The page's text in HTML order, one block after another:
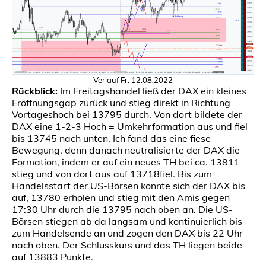
Verlauf Fr. 12.08.2022
Rückblick: Im Freitagshandel ließ der DAX ein kleines
Eröffnungsgap zurück und stieg direkt in Richtung
Vortageshoch bei 13795 durch. Von dort bildete der
DAX eine 1-2-3 Hoch = Umkehrformation aus und fiel
bis 13745 nach unten. Ich fand das eine fiese
Bewegung, denn danach neutralisierte der DAX die
Formation, indem er auf ein neues TH bei ca. 13811
stieg und von dort aus auf 13718fiel. Bis zum
Handelsstart der US-Börsen konnte sich der DAX bis
auf, 13780 erholen und stieg mit den Amis gegen
17:30 Uhr durch die 13795 nach oben an. Die US-
Börsen stiegen ab da langsam und kontinuierlich bis
zum Handelsende an und zogen den DAX bis 22 Uhr
nach oben. Der Schlusskurs und das TH liegen beide
auf 13883 Punkte.